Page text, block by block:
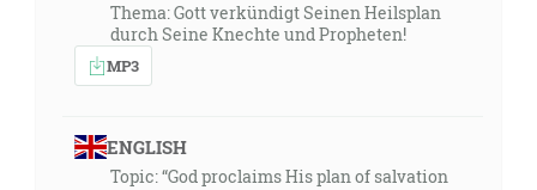
Thema: Gott verkündigt Seinen Heilsplan
durch Seine Knechte und Propheten!
MP3
ENGLISH
Topic: “God proclaims His plan of salvation